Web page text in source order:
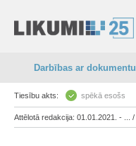
Darbības ar dokumentu
Tiesību akts: spēkā esošs
Attēlotā redakcija: 01.01.2021. - ... /